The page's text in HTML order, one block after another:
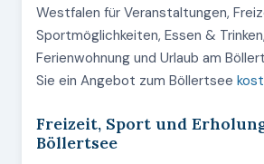
Westfalen für Veranstaltungen,
Sportmöglichkeiten, Essen &
Ferienwohnung und Urlaub am
Sie ein Angebot zum Böllertsee
Freizeit, Sport und
Böllertsee